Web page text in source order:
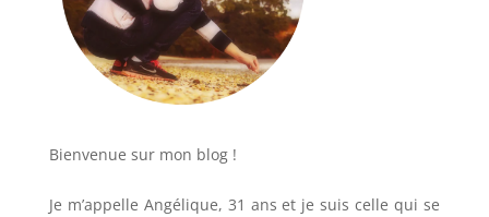
Bienvenue sur mon blog !
Je m’appelle Angélique, 31 ans et je suis celle qui se